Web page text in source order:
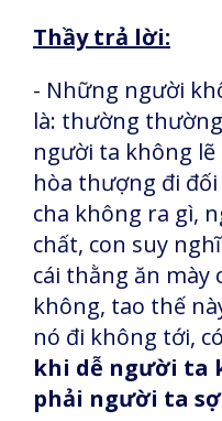
Thầy trả lời:
- Những người
là: thường
người ta không
hòa thượng đi
cha không ra gì,
chất, con suy
cái thằng ăn mày
không, tao thế
nó đi không tới,
khi dễ người ta
phải người ta